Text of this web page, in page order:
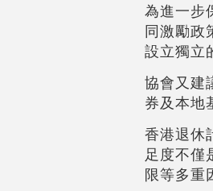
為進一步
同激勵政
設立獨立
協會又建
券及本地
香港退休
足度不僅
限等多重